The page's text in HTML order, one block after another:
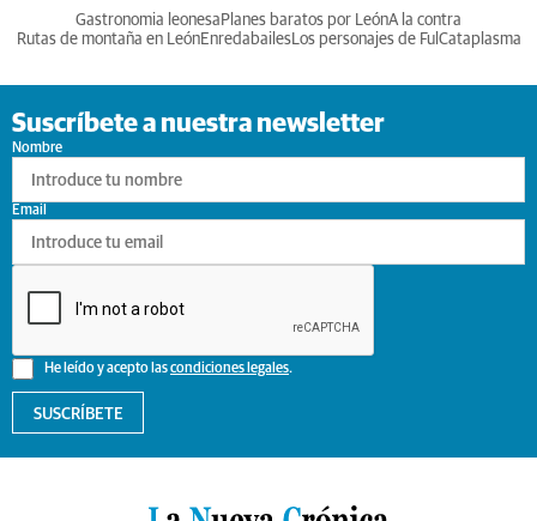
Gastronomia leonesa Planes baratos por LeónA la contra
Rutas de montaña en LeónEnredabailesLos personajes de Ful Cataplasma
Suscríbete a nuestra newsletter
Nombre
He leído y acepto lascondiciones legales.
Email
SUSCRÍBETE